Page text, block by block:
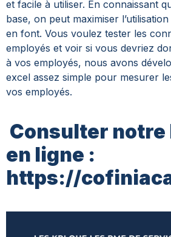
et facile à utiliser. En connaissant
base, on peut maximiser
en font. Vous voulez tester les
employés et voir si vous devriez
à vos employés, nous avons
excel assez simple pour mesurer
vos employés.
Consulter
en ligne :
https://